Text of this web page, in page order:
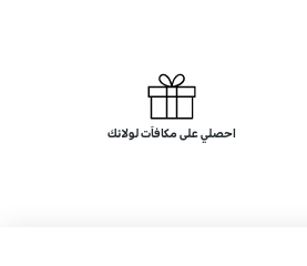
احصلي على مكافآت لولائك